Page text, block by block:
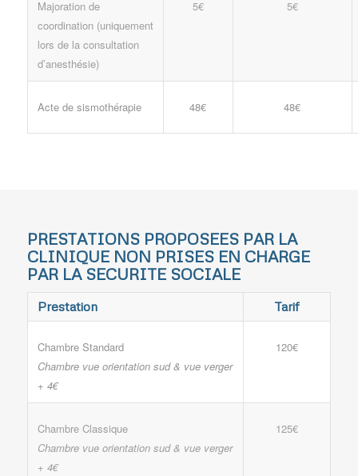
Majoration de
coordination (uniquement
lors de la consultation
d’anesthésie)
5€ 5€
Acte de sismothérapie 48€ 48€
PRESTATIONS PROPOSEES PAR LA
CLINIQUE NON PRISES EN CHARGE
PAR LA SECURITE SOCIALE
Prestation Tarif
Chambre Standard
Chambre vue orientation sud & vue verger
+ 4€
120€
Chambre Classique
Chambre vue orientation sud & vue verger
+ 4€
125€